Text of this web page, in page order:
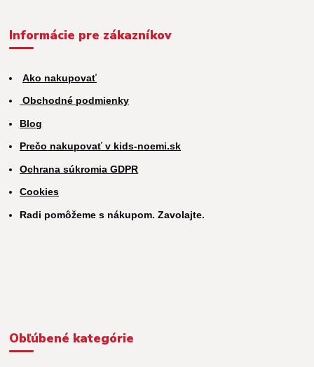
Informácie pre zákazníkov
Ako nakupovať
Obchodné podmienky
Blog
Prečo nakupovať v kids-noemi.sk
Ochrana súkromia GDPR
Cookies
Radi pomôžeme s nákupom. Zavolajte.
Obľúbené kategórie